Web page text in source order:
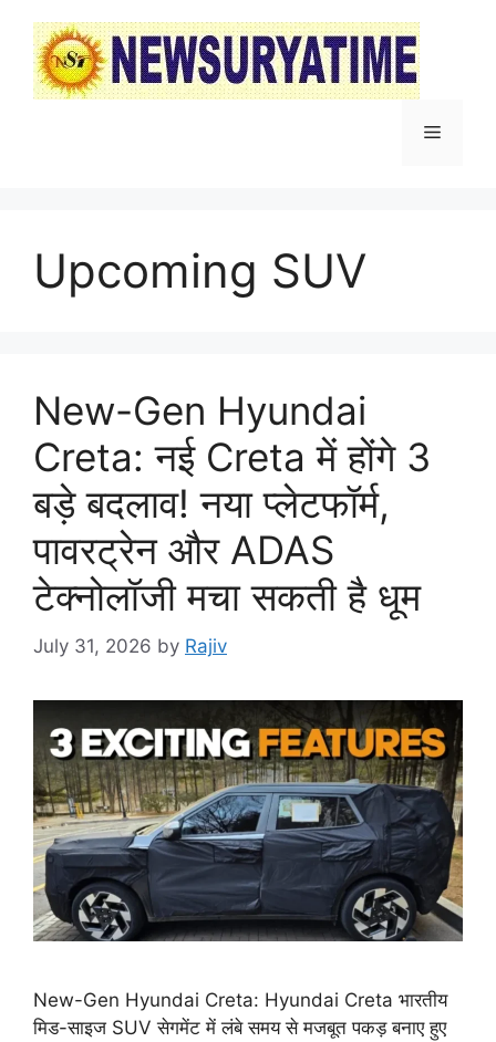
content
Menu
Upcoming SUV
New-Gen Hyundai
Creta: नई Creta में होंगे 3
बड़े बदलाव! नया प्लेटफॉर्म,
पावरट्रेन और ADAS
टेक्नोलॉजी मचा सकती है धूम
July 31, 2026 by Rajiv
New-Gen Hyundai Creta: Hyundai Creta भारतीय
मिड-साइज SUV सेगमेंट में लंबे समय से मजबूत पकड़ बनाए हुए